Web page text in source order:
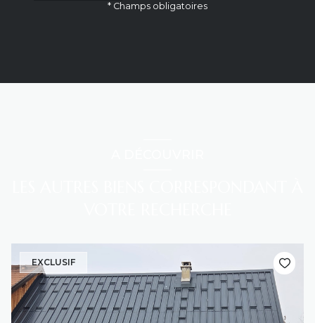
* Champs obligatoires
EXCLUSIF